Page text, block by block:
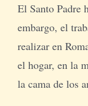
El Santo Padre
embargo, el
realizar en
el hogar, en la
la cama de los